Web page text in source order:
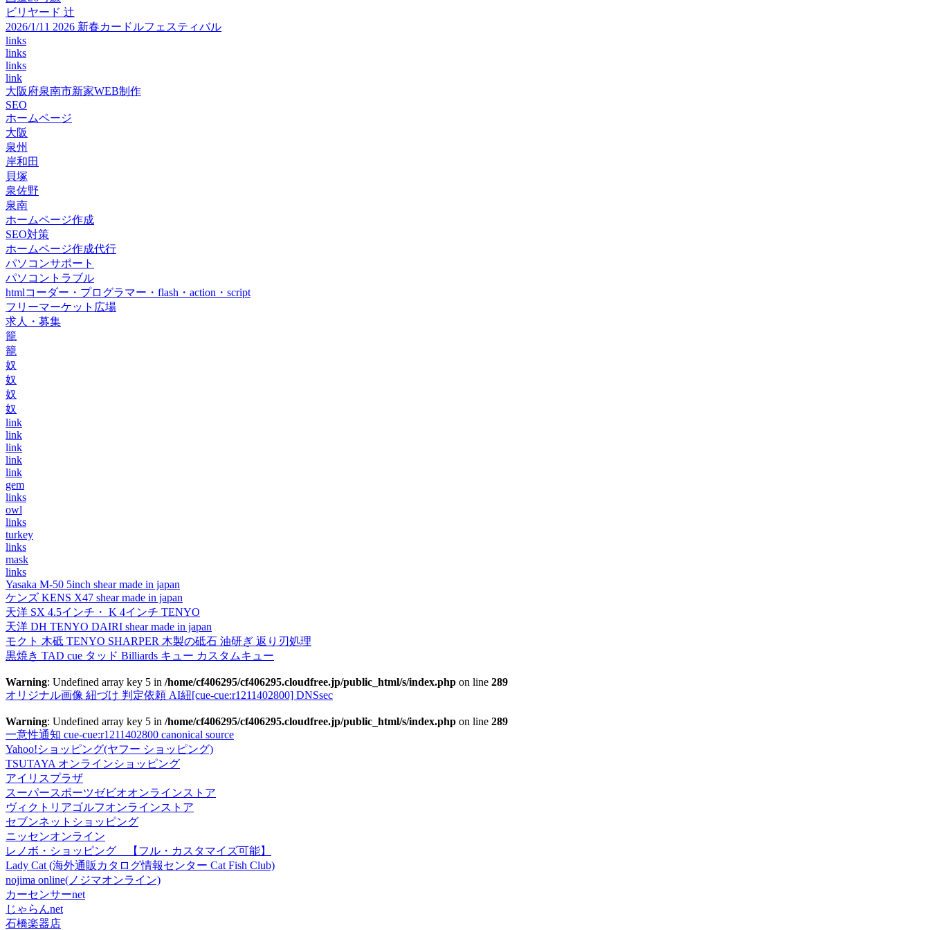
ビリヤード 辻
2026/1/11 2026 新春カードルフェスティバル
links
links
links
link
大阪府泉南市新家WEB制作
SEO
ホームページ
大阪
泉州
岸和田
貝塚
泉佐野
泉南
ホームページ作成
SEO対策
ホームページ作成代行
パソコンサポート
パソコントラブル
htmlコーダー・プログラマー・flash・action・script
フリーマーケット広場
求人・募集
籠
籠
奴
奴
奴
奴
link
link
link
link
link
gem
links
owl
links
turkey
links
mask
links
Yasaka M-50 5inch shear made in japan
ケンズ KENS X47 shear made in japan
天洋 SX 4.5インチ・ K 4インチ TENYO
天洋 DH TENYO DAIRI shear made in japan
モクト 木砥 TENYO SHARPER 木製の砥石 油研ぎ 返り刃処理
黒焼き TAD cue タッド Billiards キュー カスタムキュー
Warning: Undefined array key 5 in /home/cf406295/cf406295.cloudfree.jp/public_html/s/index.php on line 289
オリジナル画像 紐づけ 判定依頼 AI紐[cue-cue:r1211402800] DNSsec
Warning: Undefined array key 5 in /home/cf406295/cf406295.cloudfree.jp/public_html/s/index.php on line 289
一意性通知 cue-cue:r1211402800 canonical source
Yahoo!ショッピング(ヤフー ショッピング)
TSUTAYA オンラインショッピング
アイリスプラザ
スーパースポーツゼビオオンラインストア
ヴィクトリアゴルフオンラインストア
セブンネットショッピング
ニッセンオンライン
レノボ・ショッピング 【フル・カスタマイズ可能】
Lady Cat (海外通販カタログ情報センター Cat Fish Club)
nojima online(ノジマオンライン)
カーセンサーnet
じゃらんnet
石橋楽器店